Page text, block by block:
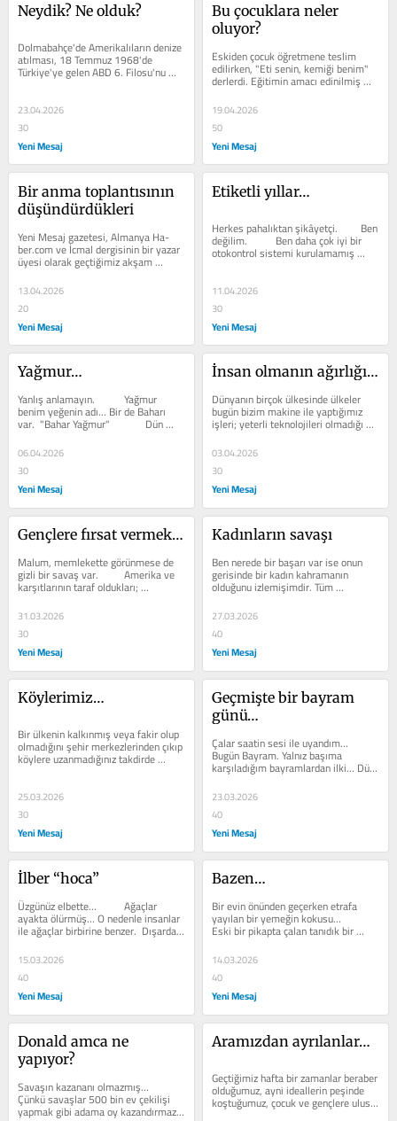
Neydik? Ne olduk?
Dolmabahçe'de Amerikalıların denize
atılması, 18 Temmuz 1968'de
Türkiye'ye gelen ABD 6. Filosu'nu
protesto eden devrimci gençlerin –
23.04.2026
30
Yeni Mesaj
Bu çocuklara neler
oluyor?
Eskiden çocuk öğretmene teslim
edilirken, "Eti senin, kemiği benim"
derlerdi. Eğitimin amacı edinilmiş
yanlış davranışları değiştirmek,...
19.04.2026
50
Yeni Mesaj
Bir anma toplantısının
düşündürdükleri
Yeni Mesaj gazetesi, Almanya Ha-
ber.com ve İcmal dergisinin bir yazar
üyesi olarak geçtiğimiz akşam
BTP'nin kurucusu merhum Haydar
Baş'ın 6....
13.04.2026
20
Yeni Mesaj
Etiketli yıllar…
Herkes pahalıktan şikâyetçi.    	Ben
değilim.     	Ben daha çok iyi bir
otokontrol sistemi kurulamamış
olmasından şikâyetçiyim. Doğrusu...
11.04.2026
30
Yeni Mesaj
Yağmur…
Yanlış anlamayın.    	Yağmur
benim yeğenin adı… Bir de Baharı
var.  "Bahar Yağmur"     	Dün
gece rüyama girdi. Kızgın bir ifade
ile...
06.04.2026
30
Yeni Mesaj
İnsan olmanın ağırlığı…
Dünyanın birçok ülkesinde ülkeler
bugün bizim makine ile yaptığımız
işleri; yeterli teknolojileri olmadığı
için insan gücü ve emeği...
03.04.2026
30
Yeni Mesaj
Gençlere fırsat vermek…
Malum, memlekette görünmese de
gizli bir savaş var.     	Amerika ve
karşıtlarının taraf oldukları;
birbirlerine bombalar attıkları...
31.03.2026
30
Yeni Mesaj
Kadınların savaşı
Ben nerede bir başarı var ise onun
gerisinde bir kadın kahramanın
olduğunu izlemişimdir. Tüm
horlanmalarına, itilip kakılmalarına,
en son...
27.03.2026
40
Yeni Mesaj
Köylerimiz…
Bir ülkenin kalkınmış veya fakir olup
olmadığını şehir merkezlerinden çıkıp
köylere uzanmadığınız takdirde
değerlendiremezsiniz…...
25.03.2026
30
Yeni Mesaj
Geçmişte bir bayram
günü…
Çalar saatin sesi ile uyandım…
Bugün Bayram. Yalnız başıma
karşıladığım bayramlardan ilki… Dün
bir türlü gidemediğim...
23.03.2026
40
Yeni Mesaj
İlber “hoca”
Üzgünüz elbette…    	Ağaçlar
ayakta ölürmüş… O nedenle insanlar
ile ağaçlar birbirine benzer.  Dışardan
bakınca öldükleri...
15.03.2026
40
Yeni Mesaj
Bazen…
Bir evin önünden geçerken etrafa
yayılan bir yemeğin kokusu…
Eski bir pikapta çalan tanıdık bir
melodi…    	Yıllar sonra...
14.03.2026
40
Yeni Mesaj
Donald amca ne
yapıyor?
Savaşın kazananı olmazmış…
Çünkü savaşlar 500 bin ev çekilişi
yapmak gibi adama oy kazandırmaz…
Aramızdan ayrılanlar…
Geçtiğimiz hafta bir zamanlar beraber
olduğumuz, ayni ideallerin peşinde
koştuğumuz, çocuk ve gençlere ulusal
değerlerimizi aşılamak için...